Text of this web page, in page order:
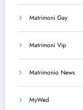
Matrimoni Gay
Matrimoni Vip
Matrimonio News
MyWed